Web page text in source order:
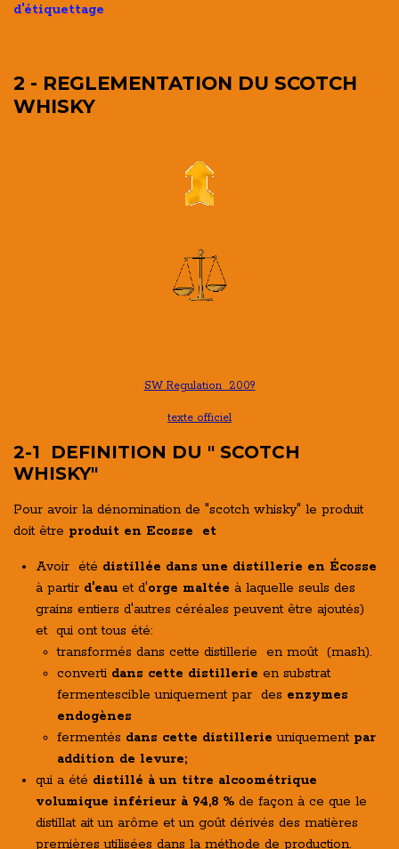
d'étiquettage
2 - REGLEMENTATION DU SCOTCH
WHISKY
SW Regulation 2009
texte officiel
2-1 DEFINITION DU " SCOTCH
WHISKY"
Pour avoir la dénomination de "scotch whisky" le produit
doit être produit en Ecosse et
Avoir été distillée dans une distillerie en Écosse
à partir d'eauet d'orge maltée à laquelle seuls des
grains entiers d'autres céréales peuvent être ajoutés)
et qui ont tous été:
transformés dans cette distillerie en moût (mash).
converti dans cette distillerie en substrat
fermentescible uniquement par des enzymes
endogènes
fermentés dans cette distillerie uniquement par
addition de levure;
qui a été distillé à un titre alcoométrique
volumique inférieur à 94,8 %de façon à ce que le
distillat ait un arôme et un goût dérivés des matières
premières utilisées dans la méthode de production.